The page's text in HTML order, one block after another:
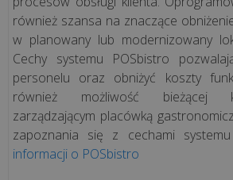
również szansa na znaczące
w planowany lub modernizowany
Cechy systemu POSbistro
personelu oraz obniżyć koszty
również możliwość bieżącej
zarządzającym placówką
zapoznania się z cechami systemu
informacji o POSbistro